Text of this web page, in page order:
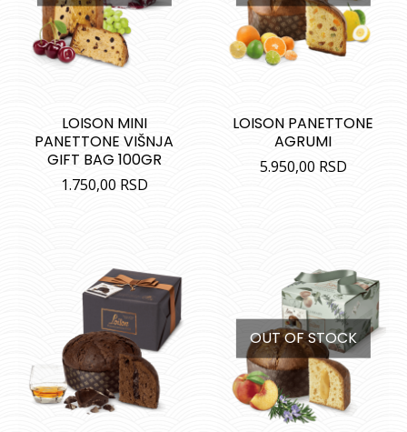
LOISON MINI
PANETTONE VIŠNJA
GIFT BAG 100GR
1.750,00 RSD
LOISON PANETTONE
AGRUMI
5.950,00 RSD
OUT OF STOCK